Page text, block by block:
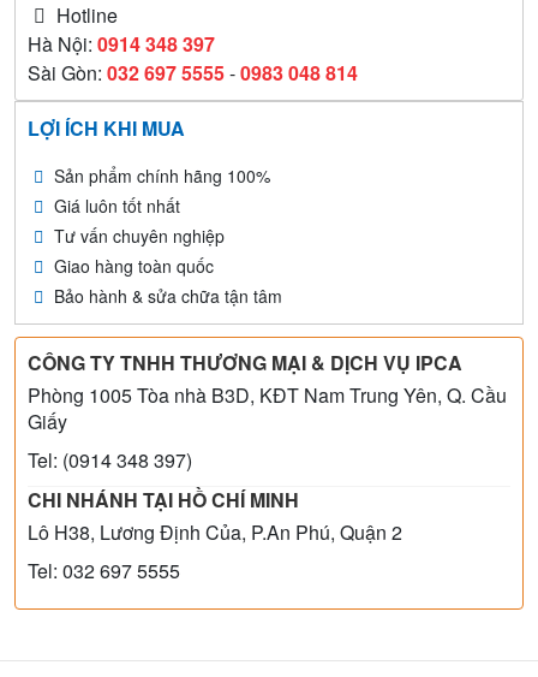
Hotline
Hà Nội: 0914 348 397
Sài Gòn: 032 697 5555-0983 048 814
LỢI ÍCH KHI MUA
Sản phẩm chính hãng 100%
Giá luôn tốt nhất
Tư vấn chuyên nghiệp
Giao hàng toàn quốc
Bảo hành & sửa chữa tận tâm
CÔNG TY TNHH THƯƠNG MẠI & DỊCH VỤ IPCA
Phòng 1005 Tòa nhà B3D, KĐT Nam Trung Yên, Q. Cầu
Giấy
Tel: (0914 348 397)
CHI NHÁNH TẠI HỒ CHÍ MINH
Lô H38, Lương Định Của, P.An Phú, Quận 2
Tel: 032 697 5555